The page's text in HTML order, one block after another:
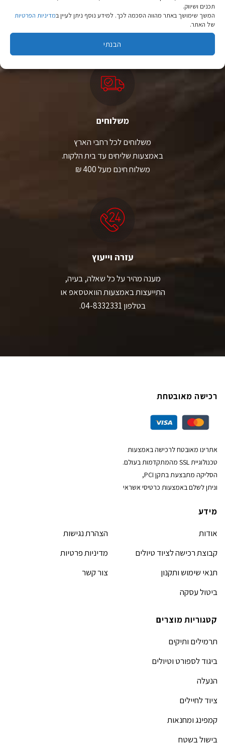
תכנים ושיווק.
המשך שימושך באתר מהווה הסכמה לכך. למידע נוסף ניתן לעיין במדיניות הפרטיות
של האתר.
הבנתי
מהיבואן לצרכן
יבוא ישיר לצד מותגים מובילים במחירים ללא תחרות.
משלוחים
משלוחים לכל רחבי הארץ
באמצעות שליחים עד בית הלקוח.
משלוח חינם מעל 400 ₪
עזרה וייעוץ
מענה מהיר על כל שאלה, בעיה,
התייעצות באמצעות הוואטסאפ או
בטלפון 04-8332331.
רכישה מאובטחת
אתרינו מאובטח לרכישה באמצעות
טכנולוגיית SSL מהמתקדמות בעולם.
הסליקה מתבצעת בתקן PCI,
וניתן לשלם באמצעות כרטיסי אשראי
מידע
אודות
קבוצת רכישה לציוד טיולים
תנאי שימוש ותקנון
ביטול עסקה
הצהרת נגישות
מדיניות פרטיות
צור קשר
קטגוריות מוצרים
תרמילים ותיקים
ביגוד לספורט וטיולים
הנעלה
ציוד לחיילים
קמפינג ומחנאות
בישול בשטח